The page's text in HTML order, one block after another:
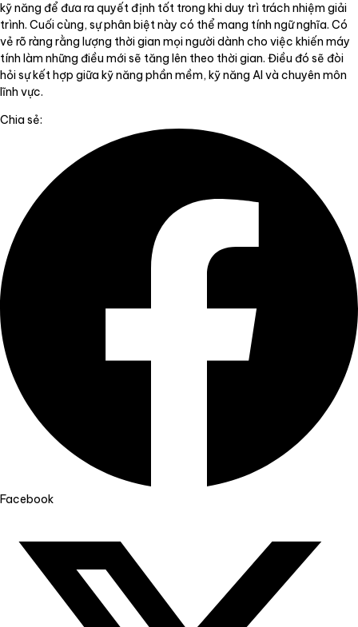
kỹ năng để đưa ra quyết định tốt trong khi duy trì trách nhiệm giải
trình. Cuối cùng, sự phân biệt này có thể mang tính ngữ nghĩa. Có
vẻ rõ ràng rằng lượng thời gian mọi người dành cho việc khiến máy
tính làm những điều mới sẽ tăng lên theo thời gian. Điều đó sẽ đòi
hỏi sự kết hợp giữa kỹ năng phần mềm, kỹ năng AI và chuyên môn
lĩnh vực.
Chia sẻ:
Facebook